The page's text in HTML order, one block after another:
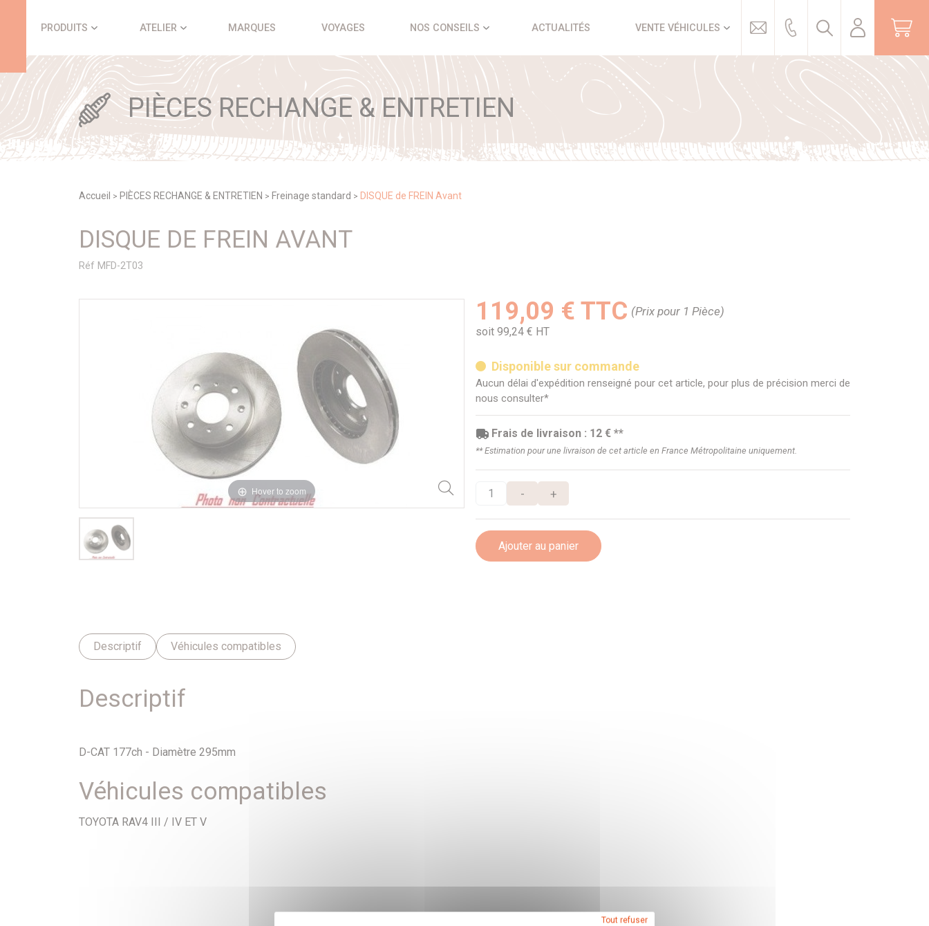
PRODUITS ATELIER MARQUES VOYAGES NOS CONSEILS ACTUALITÉS VENTE VÉHICULES
PIÈCES RECHANGE & ENTRETIEN
Accueil > PIÈCES RECHANGE & ENTRETIEN > Freinage standard > DISQUE de FREIN Avant
DISQUE DE FREIN AVANT
Réf MFD-2T03
Hover to zoom
119,09 € TTC (Prix pour 1 Pièce)
soit 99,24 € HT
Disponible sur commande
Aucun délai d'expédition renseigné pour cet article, pour plus de précision merci de
nous consulter*
Frais de livraison : 12 € **
** Estimation pour une livraison de cet article en France Métropolitaine uniquement.
- +
Ajouter au panier
Descriptif Véhicules compatibles
Descriptif
D-CAT 177ch - Diamètre 295mm
Véhicules compatibles
TOYOTA RAV4 III / IV ET V
Tout refuser